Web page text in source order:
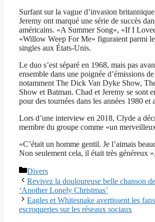
Surfant sur la vague d’invasion
Jeremy ont marqué une série de succès
américains. «A Summer Song», «If I
«Willow Weep For Me» figuraient parmi
singles aux États-Unis.
Le duo s’est séparé en 1968, mais pas
ensemble dans une poignée d’émissions
notamment The Dick Van Dyke Show,
Show et Batman. Chad et Jeremy se sont
pour des tournées dans les années 1980 et
Lors d’une interview en 2018, Clyde a
membre du groupe comme «un
«C’était un homme gentil. Je l’aimais
Non seulement cela, il était très généreux
Catégories
Divers
Revivez la douloureuse belle chanson
‘Another Lonely Christmas’
Eagles et Whitesnake avertissent les
escroqueries sur les réseaux sociaux